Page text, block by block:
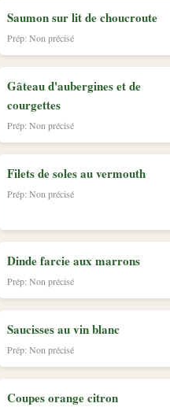
Saumon sur lit de choucroute
Prép: Non précisé
Gâteau d'aubergines et de
courgettes
Prép: Non précisé
Filets de soles au vermouth
Prép: Non précisé
Dinde farcie aux marrons
Prép: Non précisé
Saucisses au vin blanc
Prép: Non précisé
Coupes orange citron